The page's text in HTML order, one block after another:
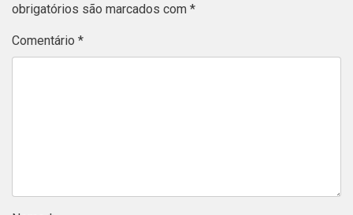
obrigatórios são marcados com *
Comentário *